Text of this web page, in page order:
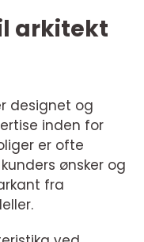
arkitekt
designet og
inden for
er ofte
ønsker og
fra